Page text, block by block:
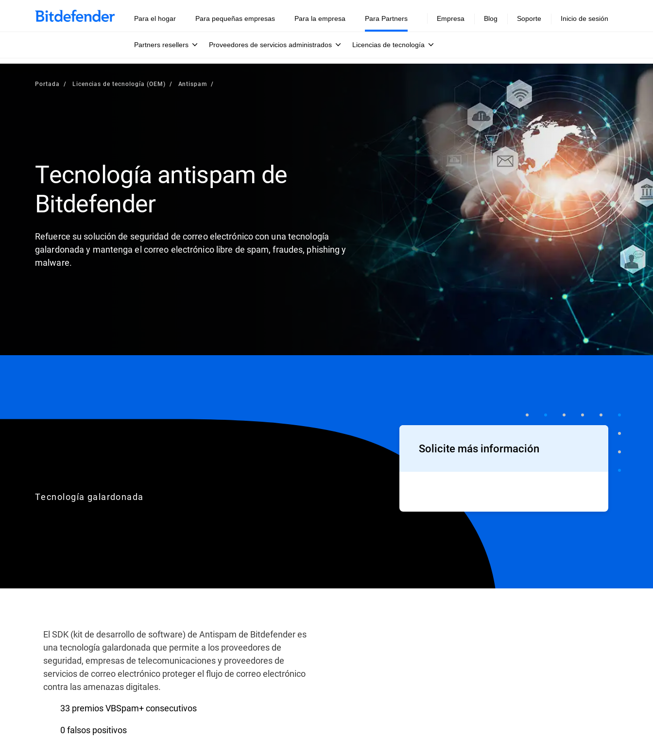
Para el hogar Para pequeñas empresas Para la empresa Para Partners
Partners resellers Proveedores de servicios administrados Licencias de tecnología
Empresa Blog Soporte Inicio de sesión
Portada Licencias de tecnología (OEM) Antispam
Tecnología antispam de
Bitdefender
Refuerce su solución de seguridad de correo electrónico con una tecnología
galardonada y mantenga el correo electrónico libre de spam, fraudes, phishing y
malware.
Tecnología galardonada
El SDK (kit de desarrollo de software) de Antispam de Bitdefender es
una tecnología galardonada que permite a los proveedores de
seguridad, empresas de telecomunicaciones y proveedores de
servicios de correo electrónico proteger el flujo de correo electrónico
contra las amenazas digitales.
33 premios VBSpam+ consecutivos
0 falsos positivos
Solicite más información